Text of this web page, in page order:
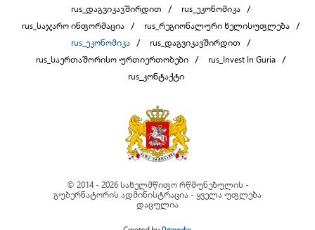
rus_დაგვიკავშირდით
rus_ეკონომიკა
rus_საჯარო ინფორმაცია
rus_რეგიონალური ხელისუფლება
rus_ეკონომიკა
rus_დაგვიკავშირდით
rus_საერთაშორისო ურთიერთობები
rus_Invest In Guria
rus_კონტაქტი
© 2014 - 2026 სახელმწიფო რწმუნებულის -
გუბერნატორის ადმინისტრაცია - ყველა უფლება
დაცულია